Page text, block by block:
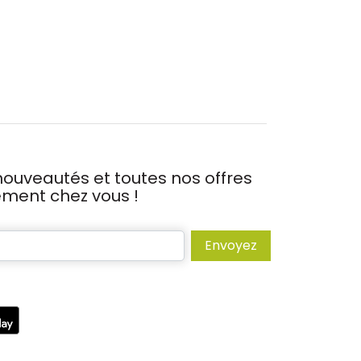
et toutes nos offres
chez vous !
Envoyez